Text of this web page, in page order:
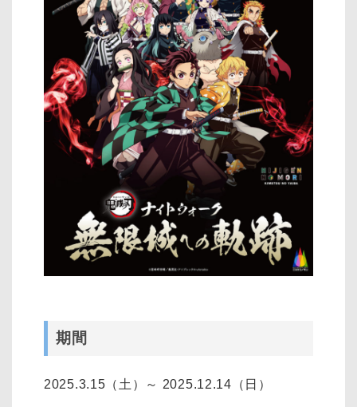
期間
2025.3.15（土）～ 2025.12.14（日）